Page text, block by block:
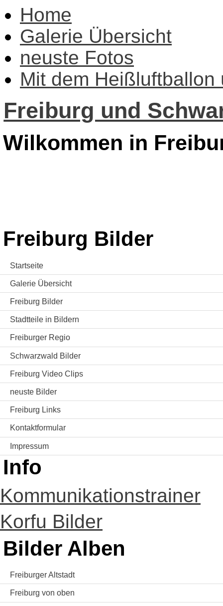
Home
Galerie Übersicht
neuste Fotos
Mit dem Heißluftballon
Freiburg und
Wilkommen in
Freiburg Bilder
Startseite
Galerie Übersicht
Freiburg Bilder
Stadtteile in Bildern
Freiburger Regio
Schwarzwald Bilder
Freiburg Video Clips
neuste Bilder
Freiburg Links
Kontaktformular
Impressum
Info
Kommunikationstrainer
Korfu Bilder
Bilder Alben
Freiburger Altstadt
Freiburg von oben